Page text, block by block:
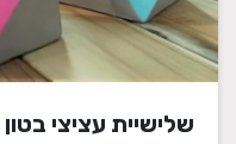
שלישיית עציצי